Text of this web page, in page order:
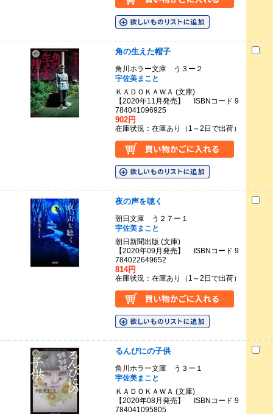
角の生えた帽子
角川ホラー文庫 う３ー２
宇佐美まこと
ＫＡＤＯＫＡＷＡ (文庫)
【2020年11月発売】 ISBNコード 9
784041096925
902円
在庫状況：在庫あり（1～2日で出荷）
夜の声を聴く
朝日文庫 う２７ー１
宇佐美まこと
朝日新聞出版 (文庫)
【2020年09月発売】 ISBNコード 9
784022649652
814円
在庫状況：在庫あり（1～2日で出荷）
るんびにの子供
角川ホラー文庫 う３ー１
宇佐美まこと
ＫＡＤＯＫＡＷＡ (文庫)
【2020年08月発売】 ISBNコード 9
784041095805